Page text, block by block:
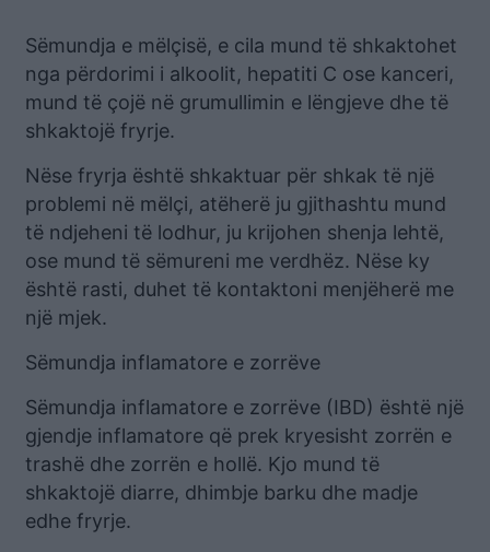
Sëmundja e mëlçisë, e cila mund të shkaktohet
nga përdorimi i alkoolit, hepatiti C ose kanceri,
mund të çojë në grumullimin e lëngjeve dhe të
shkaktojë fryrje.
Nëse fryrja është shkaktuar për shkak të një
problemi në mëlçi, atëherë ju gjithashtu mund
të ndjeheni të lodhur, ju krijohen shenja lehtë,
ose mund të sëmureni me verdhëz. Nëse ky
është rasti, duhet të kontaktoni menjëherë me
një mjek.
Sëmundja inflamatore e zorrëve
Sëmundja inflamatore e zorrëve (IBD) është një
gjendje inflamatore që prek kryesisht zorrën e
trashë dhe zorrën e hollë. Kjo mund të
shkaktojë diarre, dhimbje barku dhe madje
edhe fryrje.